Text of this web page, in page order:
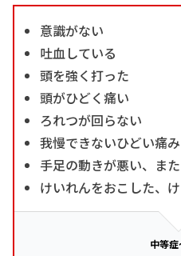
意識がない
吐血している
頭を強く打った
頭がひどく痛い
ろれつが回らない
我慢できないひどい痛み
手足の動きが悪い、ま
けいれんをおこした、
中等